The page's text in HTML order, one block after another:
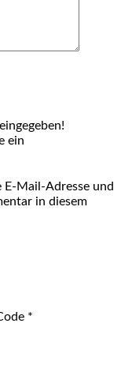
ein
E-Mail-Adresse und
in diesem
*